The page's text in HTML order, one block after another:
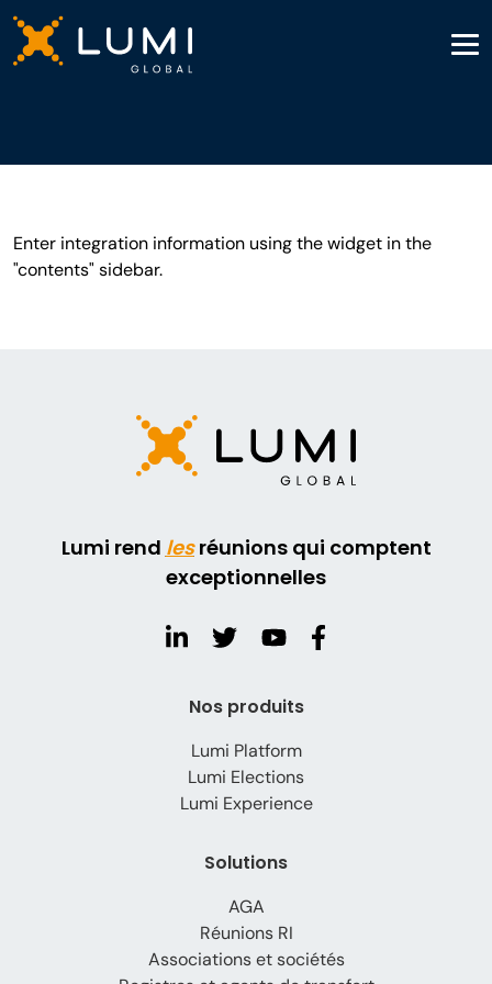
Enter integration information using the widget in the
"contents" sidebar.
Lumi rend lesréunions qui comptent
exceptionnelles
Nos produits
Lumi Platform
Lumi Elections
Lumi Experience
Solutions
AGA
Réunions RI
Associations et sociétés